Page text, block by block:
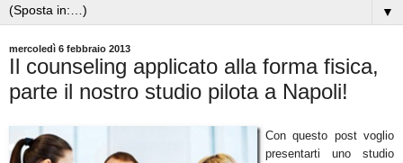
▼
mercoledì 6 febbraio 2013
Il counseling applicato alla forma fisica,
parte il nostro studio pilota a Napoli!
Con questo post voglio
presentarti uno studio